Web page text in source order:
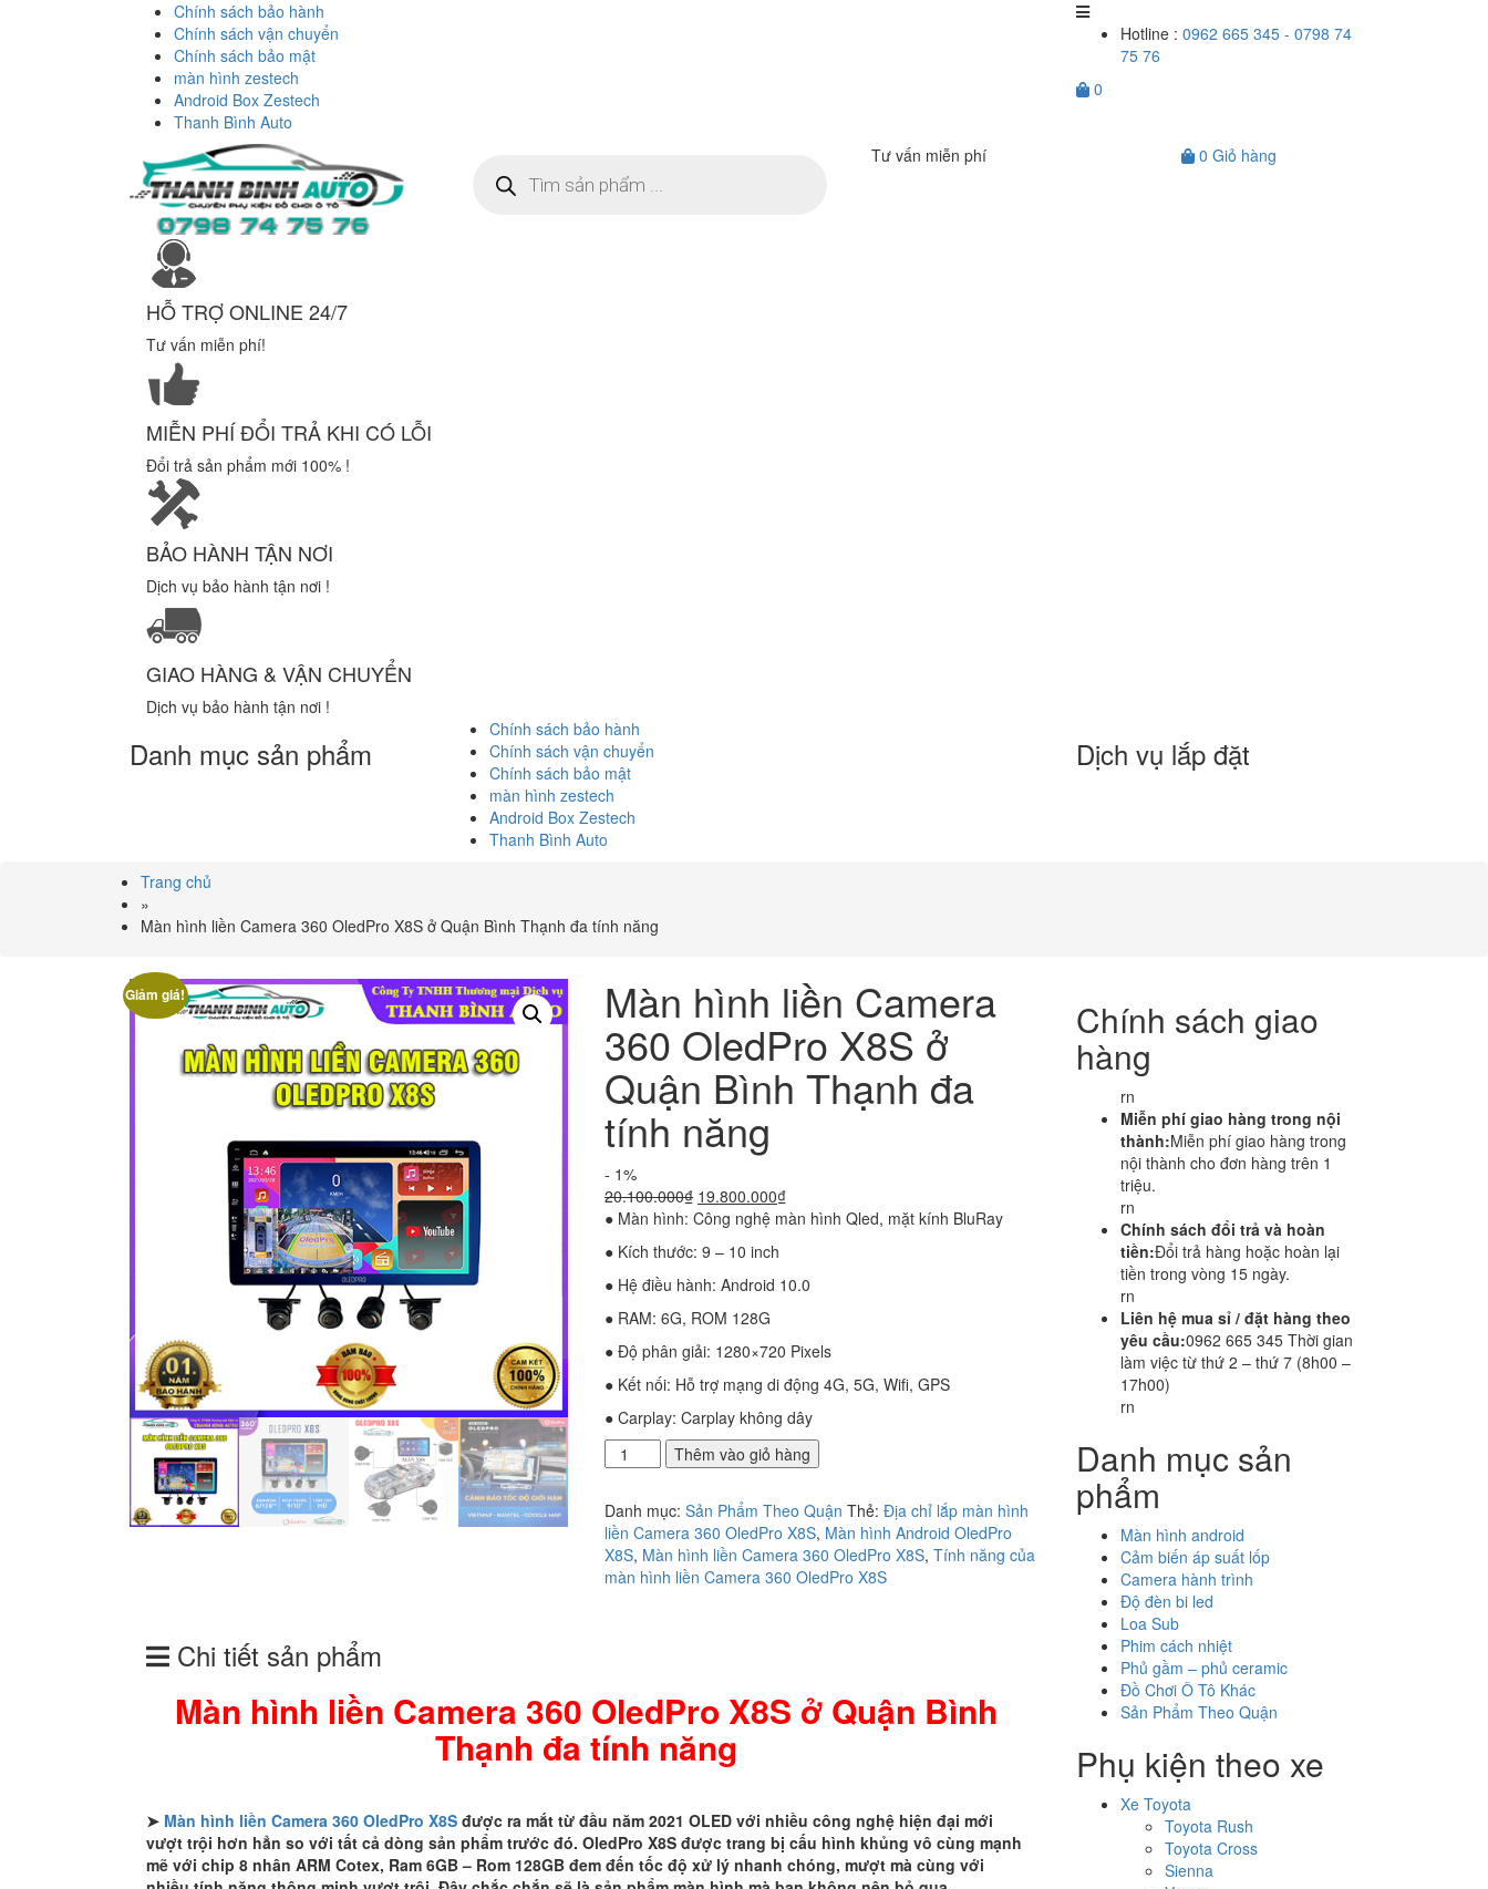
Chính sách bảo hành
Chính sách vận chuyển
Chính sách bảo mật
màn hình zestech
Android Box Zestech
Thanh Bình Auto
Hotline : 0962 665 345 - 0798 74
75 76
0
kiếm
sản
Tư vấn miễn phí 0 Giỏ hàng
HỖ TRỢ ONLINE 24/7
Tư vấn miễn phí!
MIỄN PHÍ ĐỔI TRẢ KHI CÓ LỖI
Đổi trả sản phẩm mới 100% !
BẢO HÀNH TẬN NƠI
Dịch vụ bảo hành tận nơi !
GIAO HÀNG & VẬN CHUYỂN
Dịch vụ bảo hành tận nơi !
Danh mục sản phẩm
Chính sách bảo hành
Chính sách vận chuyển
Chính sách bảo mật
màn hình zestech
Android Box Zestech
Thanh Bình Auto
Dịch vụ lắp đặt
Trang chủ
»
Màn hình liền Camera 360 OledPro X8S ở Quận Bình Thạnh đa tính năng
Giảm giá! Màn hình liền Camera
360 OledPro X8S ở
Quận Bình Thạnh đa
tính năng
- 1%
20.100.000₫ Giá
gốc
20.100.000₫.
19.800.000₫Giá
hiện
19.800.000₫.
● Màn hình: Công nghệ màn hình Qled, mặt kính BluRay
● Kích thước: 9 – 10 inch
● Hệ điều hành: Android 10.0
● RAM: 6G, ROM 128G
● Độ phân giải: 1280×720 Pixels
● Kết nối: Hỗ trợ mạng di động 4G, 5G, Wifi, GPS
● Carplay: Carplay không dây
Màn
hình
Camera
360
OledPro
X8S
tính
năng
số
Thêm vào giỏ hàng
Danh mục: Sản Phẩm Theo Quận Thẻ: Địa chỉ lắp màn hình
liền Camera 360 OledPro X8S, Màn hình Android OledPro
X8S, Màn hình liền Camera 360 OledPro X8S, Tính năng của
màn hình liền Camera 360 OledPro X8S
Chi tiết sản phẩm
Màn hình liền Camera 360 OledPro X8S ở Quận Bình
Thạnh đa tính năng
➤ Màn hình liền Camera 360 OledPro X8S được ra mắt từ đầu năm 2021 OLED với nhiều công nghệ hiện đại mới
vượt trội hơn hẳn so với tất cả dòng sản phẩm trước đó. OledPro X8S được trang bị cấu hình khủng vô cùng mạnh
mẽ với chip 8 nhân ARM Cotex, Ram 6GB – Rom 128GB đem đến tốc độ xử lý nhanh chóng, mượt mà cùng với
Chính sách giao
hàng
rn
Miễn phí giao hàng trong nội
thành:Miễn phí giao hàng trong
nội thành cho đơn hàng trên 1
triệu.
rn
Chính sách đổi trả và hoàn
tiền:Đổi trả hàng hoặc hoàn lại
tiền trong vòng 15 ngày.
rn
Liên hệ mua sỉ / đặt hàng theo
yêu cầu:0962 665 345 Thời gian
làm việc từ thứ 2 – thứ 7 (8h00 –
17h00)
rn
Danh mục sản
phẩm
Màn hình android
Cảm biến áp suất lốp
Camera hành trình
Độ đèn bi led
Loa Sub
Phim cách nhiệt
Phủ gầm – phủ ceramic
Đồ Chơi Ô Tô Khác
Sản Phẩm Theo Quận
Phụ kiện theo xe
Xe Toyota
Toyota Rush
Toyota Cross
Sienna